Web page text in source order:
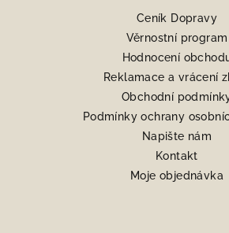
Ceník Dopravy
Věrnostní program
Hodnocení
Reklamace a vrácení
Obchodní
Podmínky ochrany
Napište nám
Kontakt
Moje objednávka